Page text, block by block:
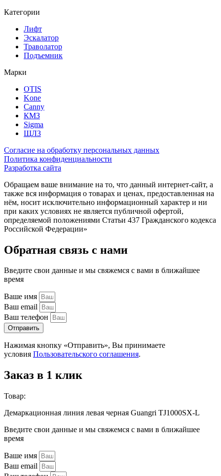
Категории
Лифт
Эскалатор
Траволатор
Подъемник
Марки
OTIS
Kone
Canny
КМЗ
Sigma
ЩЛЗ
Согласие на обработку персональных данных
Политика конфиденциальности
Разработка сайта
Обращаем ваше внимание на то, что данный интернет-сайт, а
также вся информация о товарах и ценах, предоставленная на
нём, носит исключительно информационный характер и ни
при каких условиях не является публичной офертой,
определяемой положениями Статьи 437 Гражданского кодекса
Российской Федерации»
Обратная связь с нами
Введите свои данные и мы свяжемся с вами в ближайшее
время
Ваше имя
Ваш email
Ваш телефон
Отправить
Нажимая кнопку «Отправить», Вы принимаете
условия Пользовательского соглашения.
Заказ в 1 клик
Товар:
Демаркационная линия левая черная Guangri TJ1000SX-L
Введите свои данные и мы свяжемся с вами в ближайшее
время
Ваше имя
Ваш email